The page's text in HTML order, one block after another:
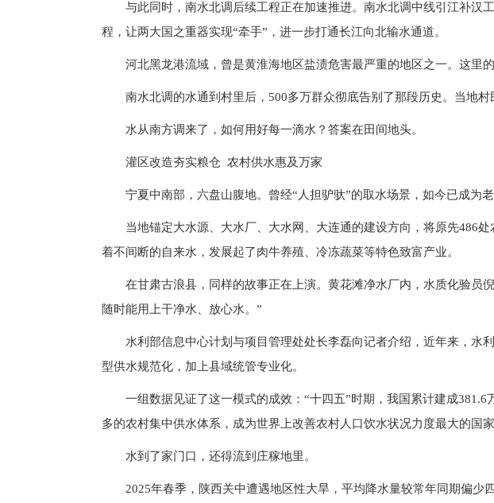
与此同时，南水北调后续工程正在加速推进。南水北调中线引江补汉
程，让两大国之重器实现“牵手”，进一步打通长江向北输水通道。
河北黑龙港流域，曾是黄淮海地区盐渍危害最严重的地区之一。这里
南水北调的水通到村里后，500多万群众彻底告别了那段历史。当地
水从南方调来了，如何用好每一滴水？答案在田间地头。
灌区改造夯实粮仓 农村供水惠及万家
宁夏中南部，六盘山腹地。曾经“人担驴驮”的取水场景，如今已成为老
当地锚定大水源、大水厂、大水网、大连通的建设方向，将原先486
着不间断的自来水，发展起了肉牛养殖、冷冻蔬菜等特色致富产业。
在甘肃古浪县，同样的故事正在上演。黄花滩净水厂内，水质化验员
随时能用上干净水、放心水。”
水利部信息中心计划与项目管理处处长李磊向记者介绍，近年来，水
型供水规范化，加上县域统管专业化。
一组数据见证了这一模式的成效：“十四五”时期，我国累计建成
多的农村集中供水体系，成为世界上改善农村人口饮水状况力度最大的国家
水到了家门口，还得流到庄稼地里。
2025年春季，陕西关中遭遇地区性大旱，平均降水量较常年同期偏